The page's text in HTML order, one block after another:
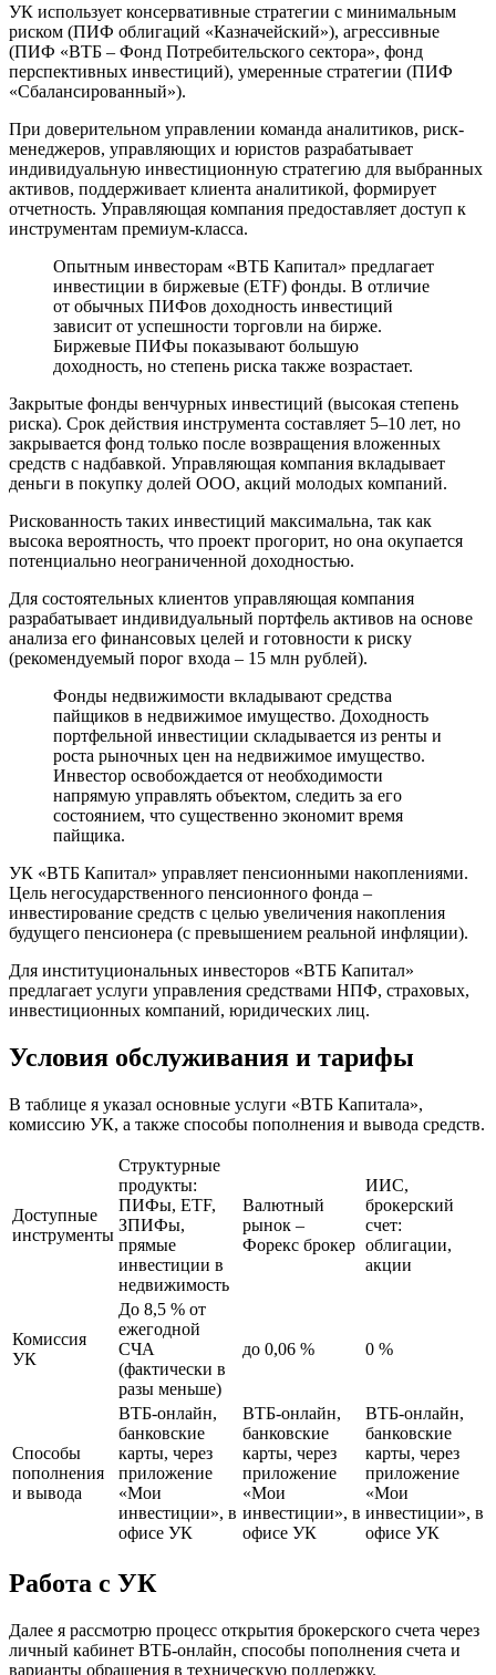
УК использует консервативные стратегии с минимальным
риском (ПИФ облигаций «Казначейский»), агрессивные
(ПИФ «ВТБ – Фонд Потребительского сектора», фонд
перспективных инвестиций), умеренные стратегии (ПИФ
«Сбалансированный»).
При доверительном управлении команда аналитиков, риск-
менеджеров, управляющих и юристов разрабатывает
индивидуальную инвестиционную стратегию для выбранных
активов, поддерживает клиента аналитикой, формирует
отчетность. Управляющая компания предоставляет доступ к
инструментам премиум-класса.
Опытным инвесторам «ВТБ Капитал» предлагает
инвестиции в биржевые (ETF) фонды. В отличие
от обычных ПИФов доходность инвестиций
зависит от успешности торговли на бирже.
Биржевые ПИФы показывают большую
доходность, но степень риска также возрастает.
Закрытые фонды венчурных инвестиций (высокая степень
риска). Срок действия инструмента составляет 5–10 лет, но
закрывается фонд только после возвращения вложенных
средств с надбавкой. Управляющая компания вкладывает
деньги в покупку долей ООО, акций молодых компаний.
Рискованность таких инвестиций максимальна, так как
высока вероятность, что проект прогорит, но она окупается
потенциально неограниченной доходностью.
Для состоятельных клиентов управляющая компания
разрабатывает индивидуальный портфель активов на основе
анализа его финансовых целей и готовности к риску
(рекомендуемый порог входа – 15 млн рублей).
Фонды недвижимости вкладывают средства
пайщиков в недвижимое имущество. Доходность
портфельной инвестиции складывается из ренты и
роста рыночных цен на недвижимое имущество.
Инвестор освобождается от необходимости
напрямую управлять объектом, следить за его
состоянием, что существенно экономит время
пайщика.
УК «ВТБ Капитал» управляет пенсионными накоплениями.
Цель негосударственного пенсионного фонда –
инвестирование средств с целью увеличения накопления
будущего пенсионера (с превышением реальной инфляции).
Для институциональных инвесторов «ВТБ Капитал»
предлагает услуги управления средствами НПФ, страховых,
инвестиционных компаний, юридических лиц.
Условия обслуживания и тарифы
В таблице я указал основные услуги «ВТБ Капитала»,
комиссию УК, а также способы пополнения и вывода средств.
Доступные
инструменты
Структурные
продукты:
ПИФы, ETF,
ЗПИФы,
прямые
инвестиции в
недвижимость
Валютный
рынок –
Форекс брокер
ИИС,
брокерский
счет:
облигации,
акции
Комиссия
УК
До 8,5 % от
ежегодной
СЧА
(фактически в
разы меньше)
до 0,06 % 0 %
Способы
пополнения
и вывода
ВТБ-онлайн,
банковские
карты, через
приложение
«Мои
инвестиции», в
офисе УК
ВТБ-онлайн,
банковские
карты, через
приложение
«Мои
инвестиции», в
офисе УК
ВТБ-онлайн,
банковские
карты, через
приложение
«Мои
инвестиции», в
офисе УК
Работа с УК
Далее я рассмотрю процесс открытия брокерского счета через
личный кабинет ВТБ-онлайн, способы пополнения счета и
варианты обращения в техническую поддержку.